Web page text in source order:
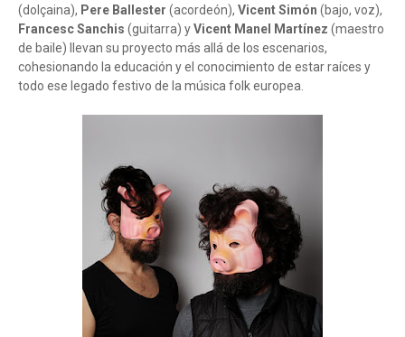
(dolçaina), Pere Ballester (acordeón), Vicent Simón (bajo, voz),
Francesc Sanchis (guitarra) yVicent Manel Martínez (maestro
de baile) llevan su proyecto más allá de los escenarios,
cohesionando la educación y el conocimiento de estar raíces y
todo ese legado festivo de la música folk europea.